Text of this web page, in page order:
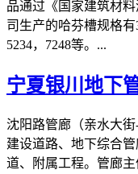
品通过《国家建筑材
司生产的哈芬槽规格有
5234，7248等。...
宁夏银川地下
沈阳路管廊（亲水大
建设道路、地下综合
道、附属工程。管廊